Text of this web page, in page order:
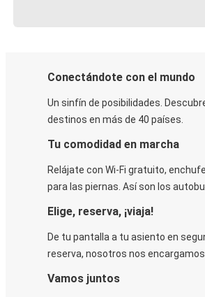
Conectándote con el mundo
Un sinfín de posibilidades.
destinos en más de 40 países.
Tu comodidad en marcha
Relájate con Wi-Fi gratuito,
para las piernas. Así son los
Elige, reserva, ¡viaja!
De tu pantalla a tu asiento en
reserva, nosotros nos encargamos
Vamos juntos